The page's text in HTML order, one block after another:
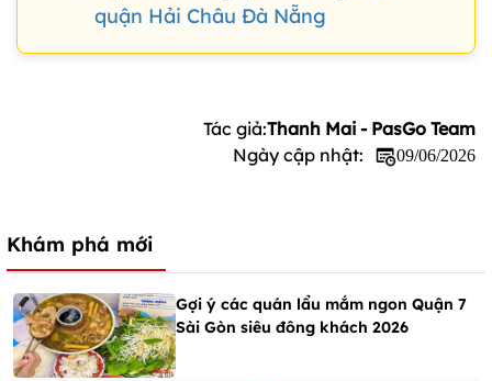
quận Hải Châu Đà Nẵng
Tác giả:Thanh Mai - PasGo Team
Ngày cập nhật:
09/06/2026
Khám phá mới
Gợi ý các quán lẩu mắm ngon Quận 7
Sài Gòn siêu đông khách 2026